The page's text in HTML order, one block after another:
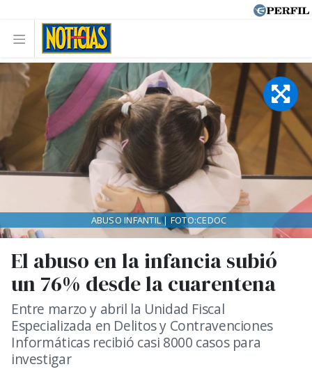
El abuso en la infancia subió
un 76% desde la cuarentena
Entre marzo y abril la Unidad Fiscal
Especializada en Delitos y Contravenciones
Informáticas recibió casi 8000 casos para
investigar
ABUSO INFANTIL | FOTO:CEDOC